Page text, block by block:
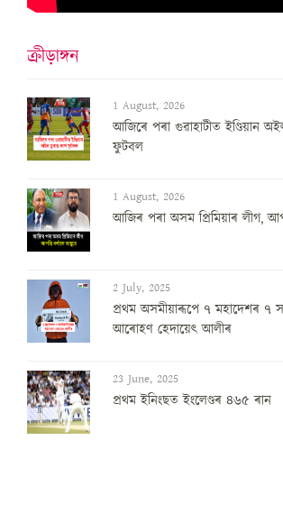
ক্ৰীড়াঙ্গন
1 August, 2026
আজিৰে পৰা গুৱাহাটীত ইণ্ডিয়ান
ফুটবল
1 August, 2026
আজিৰ পৰা অসম প্ৰিমিয়াৰ লীগ,
2 July, 2025
প্ৰথম অসমীয়াৰূপে ৭ মহাদেশৰ ৭
আৰোহণ হেদায়েৎ আলীৰ
23 June, 2025
প্ৰথম ইনিংছত ইংলেণ্ডৰ ৪৬৫ ৰান